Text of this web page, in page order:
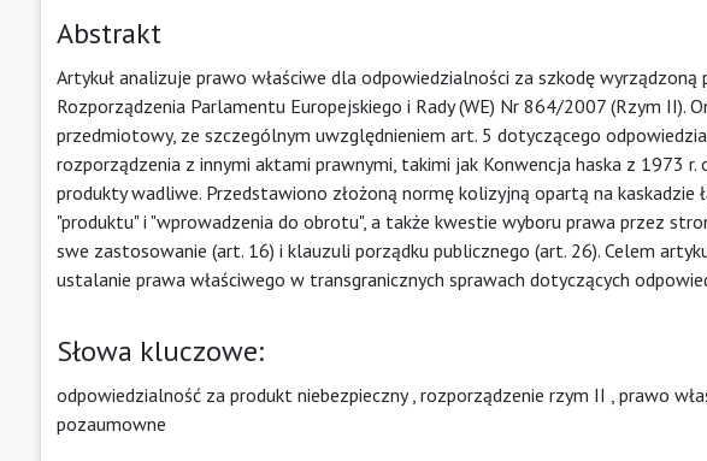
Abstrakt
Artykuł analizuje prawo właściwe dla odpowiedzialności za szkodę
Rozporządzenia Parlamentu Europejskiego i Rady (WE) Nr 864/2007 (Rzym II).
przedmiotowy, ze szczególnym uwzględnieniem art. 5 dotyczącego
rozporządzenia z innymi aktami prawnymi, takimi jak Konwencja haska z 1973
produkty wadliwe. Przedstawiono złożoną normę kolizyjną opartą na kaskadzie
"produktu" i "wprowadzenia do obrotu", a także kwestie wyboru prawa przez
swe zastosowanie (art. 16) i klauzuli porządku publicznego (art. 26). Celem
ustalanie prawa właściwego w transgranicznych sprawach dotyczących
Słowa kluczowe:
odpowiedzialność za produkt niebezpieczny, rozporządzenie rzym II prawo
pozaumowne